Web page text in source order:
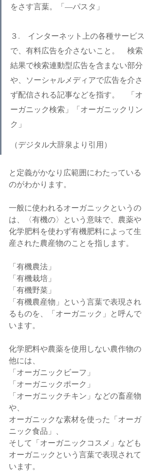
をさす言葉。「―パスタ」
３.　インターネット上の各種サービス
で、有料広告を介さないこと。　検索
結果で検索連動型広告を含まない部分
や、ソーシャルメディアで広告を介さ
ず配信される記事などを指す。　「オ
ーガニック検索」「オーガニックリン
ク」
（デジタル大辞泉より引用）
と定義がかなり広範囲にわたっている
のがわかります。
一般に使われるオーガニックというの
は、〈有機の〉という意味で、農薬や
化学肥料を使わず有機肥料によって生
産された農産物のことを指します。
「有機農法」
「有機栽培」
「有機野菜」
「有機農産物」という言葉で表現され
るものを、「オーガニック」と呼んで
います。
化学肥料や農薬を使用しない農作物の
他には、
「オーガニックビーフ」
「オーガニックポーク」
「オーガニックチキン」などの畜産物
や、
オーガニックな素材を使った「オーガ
ニック食品」、
そして「オーガニックコスメ」なども
オーガニックという言葉で表現されて
います。